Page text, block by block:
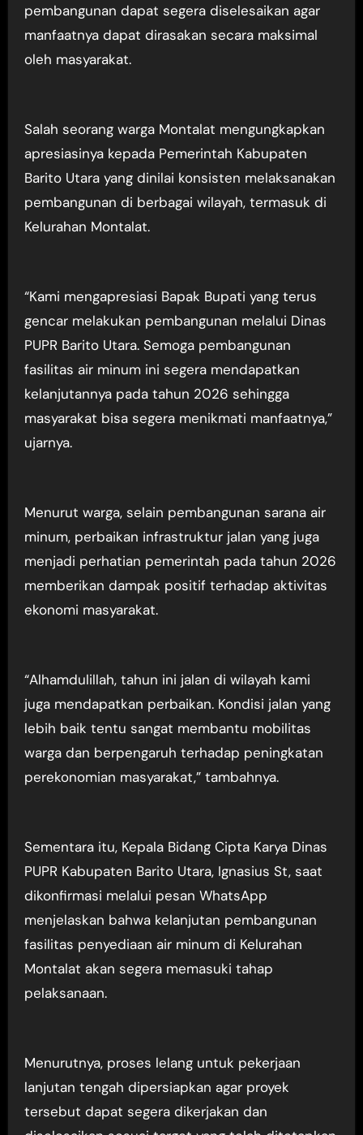
pembangunan dapat segera diselesaikan agar
manfaatnya dapat dirasakan secara maksimal
oleh masyarakat.
Salah seorang warga Montalat mengungkapkan
apresiasinya kepada Pemerintah Kabupaten
Barito Utara yang dinilai konsisten melaksanakan
pembangunan di berbagai wilayah, termasuk di
Kelurahan Montalat.
“Kami mengapresiasi Bapak Bupati yang terus
gencar melakukan pembangunan melalui Dinas
PUPR Barito Utara. Semoga pembangunan
fasilitas air minum ini segera mendapatkan
kelanjutannya pada tahun 2026 sehingga
masyarakat bisa segera menikmati manfaatnya,”
ujarnya.
Menurut warga, selain pembangunan sarana air
minum, perbaikan infrastruktur jalan yang juga
menjadi perhatian pemerintah pada tahun 2026
memberikan dampak positif terhadap aktivitas
ekonomi masyarakat.
“Alhamdulillah, tahun ini jalan di wilayah kami
juga mendapatkan perbaikan. Kondisi jalan yang
lebih baik tentu sangat membantu mobilitas
warga dan berpengaruh terhadap peningkatan
perekonomian masyarakat,” tambahnya.
Sementara itu, Kepala Bidang Cipta Karya Dinas
PUPR Kabupaten Barito Utara, Ignasius St, saat
dikonfirmasi melalui pesan WhatsApp
menjelaskan bahwa kelanjutan pembangunan
fasilitas penyediaan air minum di Kelurahan
Montalat akan segera memasuki tahap
pelaksanaan.
Menurutnya, proses lelang untuk pekerjaan
lanjutan tengah dipersiapkan agar proyek
tersebut dapat segera dikerjakan dan